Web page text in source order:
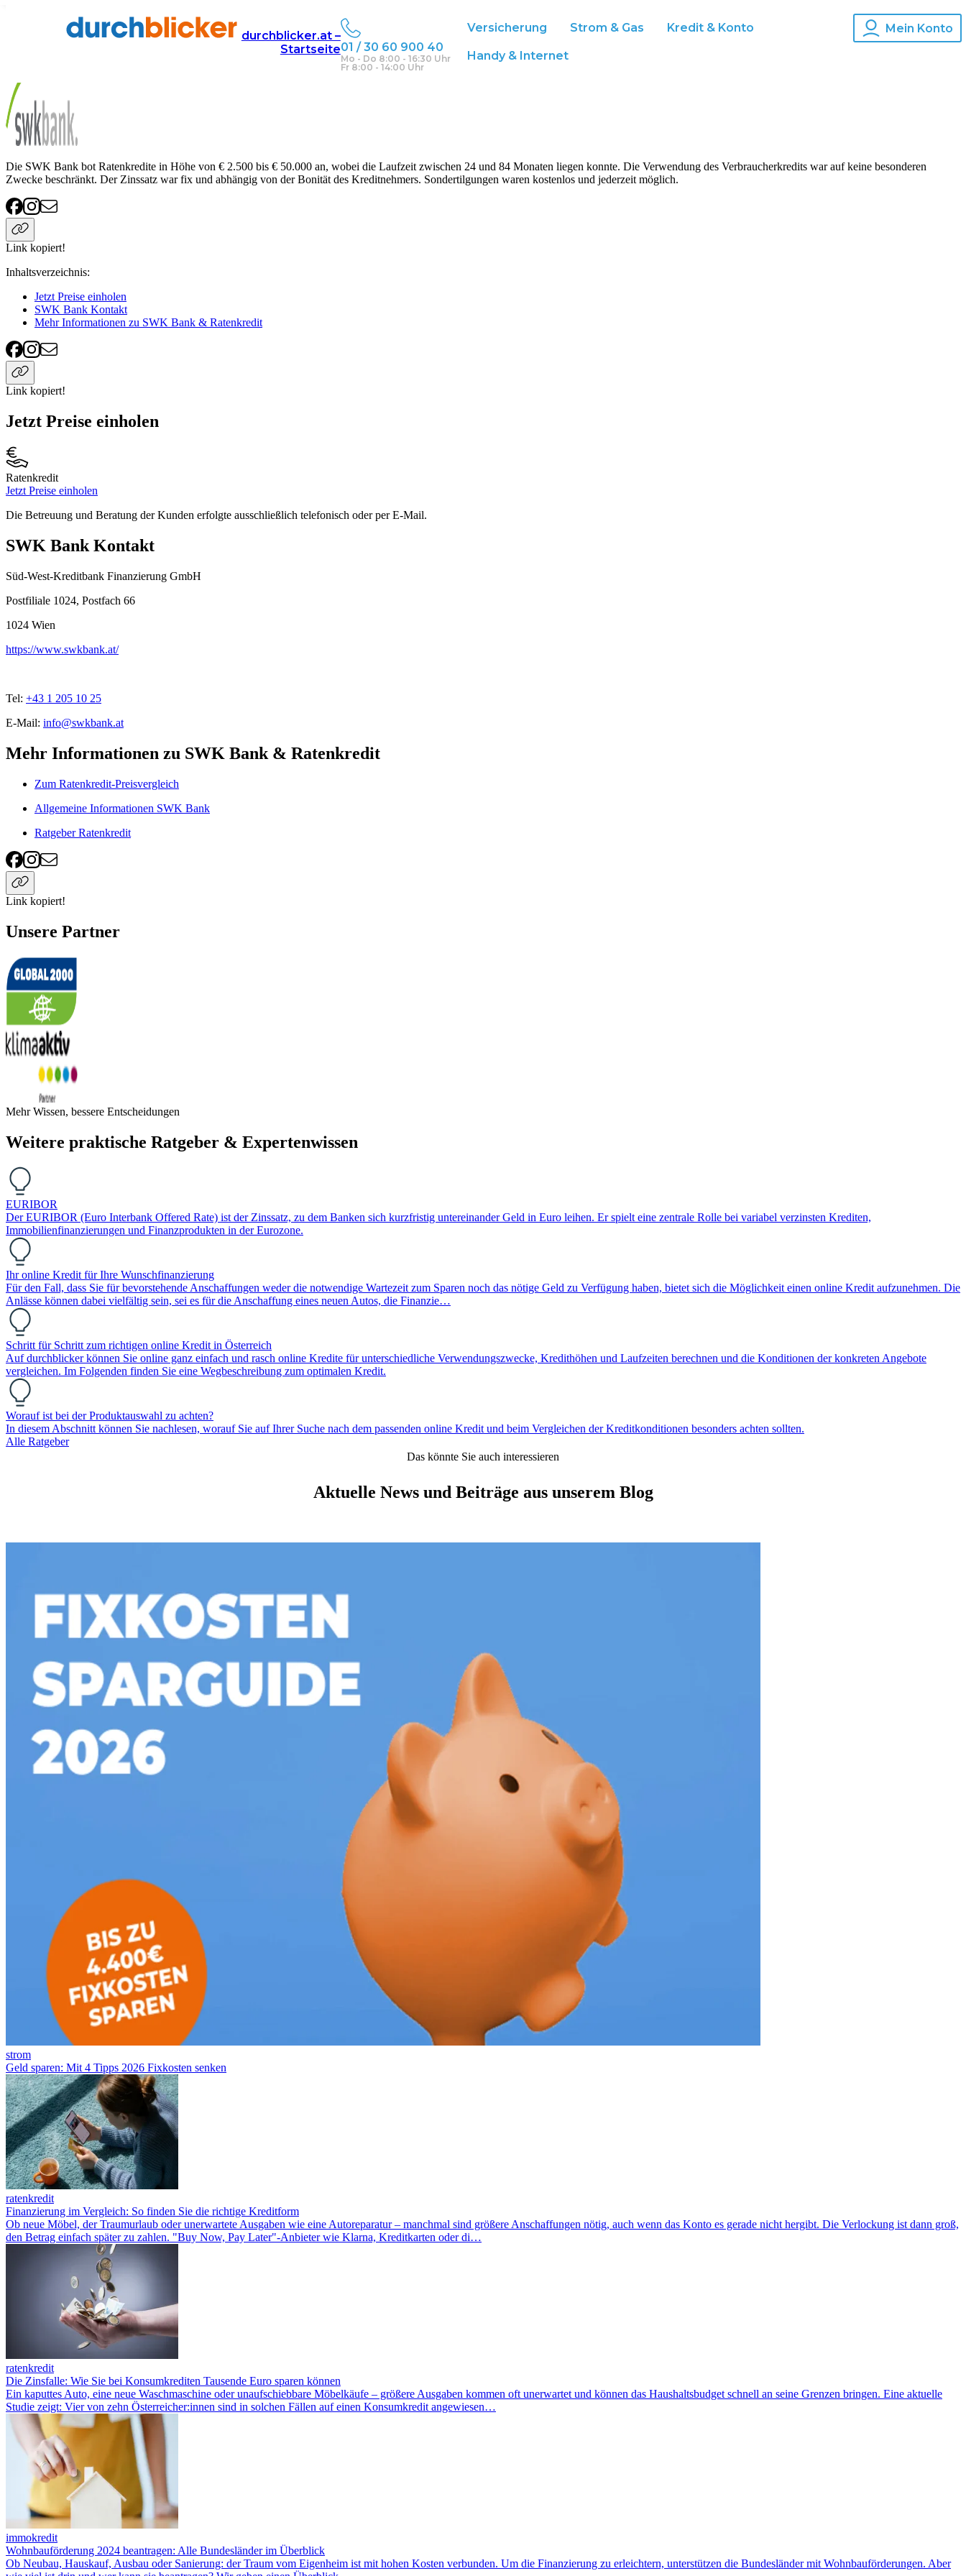
durchblicker.at –
Startseite01 / 30 60 900 40
Mo - Do 8:00 - 16:30 Uhr
Fr 8:00 - 14:00 Uhr
Versicherung Strom & Gas Kredit & Konto
Handy & Internet
Mein Konto
Finanzen ratenkredit SWK Bank
Die SWK Bank bot Ratenkredite in Höhe von € 2.500 bis € 50.000 an, wobei die Laufzeit zwischen 24 und 84 Monaten liegen konnte. Die Verwendung des Verbraucherkredits war auf keine besonderen
Zwecke beschränkt. Der Zinssatz war fix und abhängig von der Bonität des Kreditnehmers. Sondertilgungen waren kostenlos und jederzeit möglich.
Link kopiert!
Inhaltsverzeichnis:
Jetzt Preise einholen
SWK Bank Kontakt
Mehr Informationen zu SWK Bank & Ratenkredit
Link kopiert!
Jetzt Preise einholen
Ratenkredit
Jetzt Preise einholen
Die Betreuung und Beratung der Kunden erfolgte ausschließlich telefonisch oder per E-Mail.
SWK Bank Kontakt
Süd-West-Kreditbank Finanzierung GmbH
Postfiliale 1024, Postfach 66
1024 Wien
https://www.swkbank.at/
Tel: +43 1 205 10 25
E-Mail: info@swkbank.at
Mehr Informationen zu SWK Bank & Ratenkredit
Zum Ratenkredit-Preisvergleich
Allgemeine Informationen SWK Bank
Ratgeber Ratenkredit
Link kopiert!
Unsere Partner
Mehr Wissen, bessere Entscheidungen
Weitere praktische Ratgeber & Expertenwissen
EURIBOR
Der EURIBOR (Euro Interbank Offered Rate) ist der Zinssatz, zu dem Banken sich kurzfristig untereinander Geld in Euro leihen. Er spielt eine zentrale Rolle bei variabel verzinsten Krediten,
Immobilienfinanzierungen und Finanzprodukten in der Eurozone.
Ihr online Kredit für Ihre Wunschfinanzierung
Für den Fall, dass Sie für bevorstehende Anschaffungen weder die notwendige Wartezeit zum Sparen noch das nötige Geld zu Verfügung haben, bietet sich die Möglichkeit einen online Kredit aufzunehmen. Die
Anlässe können dabei vielfältig sein, sei es für die Anschaffung eines neuen Autos, die Finanzie…
Schritt für Schritt zum richtigen online Kredit in Österreich
Auf durchblicker können Sie online ganz einfach und rasch online Kredite für unterschiedliche Verwendungszwecke, Kredithöhen und Laufzeiten berechnen und die Konditionen der konkreten Angebote
vergleichen. Im Folgenden finden Sie eine Wegbeschreibung zum optimalen Kredit.
Worauf ist bei der Produktauswahl zu achten?
In diesem Abschnitt können Sie nachlesen, worauf Sie auf Ihrer Suche nach dem passenden online Kredit und beim Vergleichen der Kreditkonditionen besonders achten sollten.
Alle Ratgeber
Das könnte Sie auch interessieren
Aktuelle News und Beiträge aus unserem Blog
strom
Geld sparen: Mit 4 Tipps 2026 Fixkosten senken
ratenkredit
Finanzierung im Vergleich: So finden Sie die richtige Kreditform
Ob neue Möbel, der Traumurlaub oder unerwartete Ausgaben wie eine Autoreparatur – manchmal sind größere Anschaffungen nötig, auch wenn das Konto es gerade nicht hergibt. Die Verlockung ist dann groß,
den Betrag einfach später zu zahlen. "Buy Now, Pay Later"-Anbieter wie Klarna, Kreditkarten oder di…
ratenkredit
Die Zinsfalle: Wie Sie bei Konsumkrediten Tausende Euro sparen können
Ein kaputtes Auto, eine neue Waschmaschine oder unaufschiebbare Möbelkäufe – größere Ausgaben kommen oft unerwartet und können das Haushaltsbudget schnell an seine Grenzen bringen. Eine aktuelle
Studie zeigt: Vier von zehn Österreicher:innen sind in solchen Fällen auf einen Konsumkredit angewiesen…
immokredit
Wohnbauförderung 2024 beantragen: Alle Bundesländer im Überblick
Ob Neubau, Hauskauf, Ausbau oder Sanierung: der Traum vom Eigenheim ist mit hohen Kosten verbunden. Um die Finanzierung zu erleichtern, unterstützen die Bundesländer mit Wohnbau­förderungen. Aber